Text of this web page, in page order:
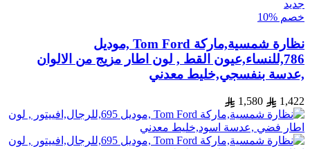
جديد
خصم %10
نظارة شمسية,ماركة Tom Ford ,موديل
786,للنساء,عيون القط , لون اطار مزيج من الالوان
,عدسة بنفسجي,خليط معدني
1,422
1,580